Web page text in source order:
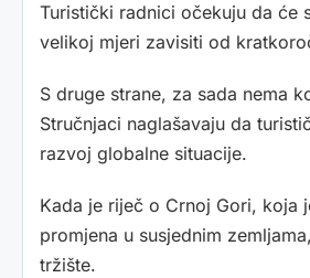
Turistički radnici očekuju da će
velikoj mjeri zavisiti od
S druge strane, za sada nema
Stručnjaci naglašavaju da
razvoj globalne situacije.
Kada je riječ o Crnoj Gori, koja
promjena u susjednim
tržište.